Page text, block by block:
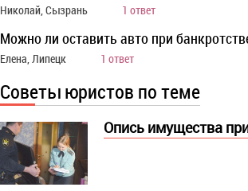
Николай, Сызрань 1 ответ
Можно ли оставить авто при
Елена, Липецк 1 ответ
Советы юристов по теме
Опись имущества